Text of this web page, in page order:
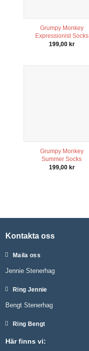
Grumpy Monkey
Expressionist Socks
199,00 kr
Grumpy Monkey
Summer Socks
199,00 kr
Kontakta oss
Maila oss
Jennie Stenerhag
Ring Jennie
Bengt Stenerhag
Ring Bengt
Här finns vi: